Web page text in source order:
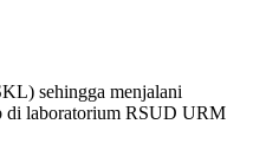
sehingga menjalani
di laboratorium RSUD URM